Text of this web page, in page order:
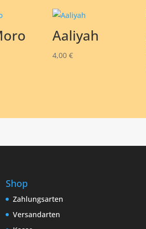
Aaliyah
4,00€
Shop
Zahlungsarten
Versandarten